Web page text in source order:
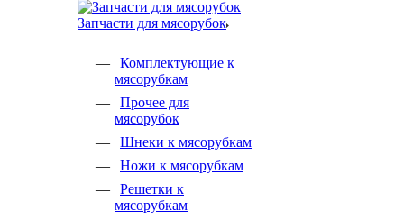
Запчасти для мясорубок
Комплектующие к
мясорубкам
Прочее для
мясорубок
Шнеки к мясорубкам
Ножи к мясорубкам
Решетки к
мясорубкам